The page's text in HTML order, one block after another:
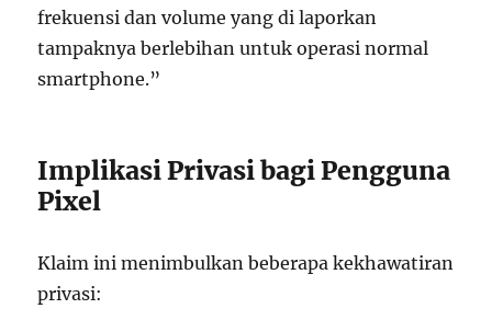
frekuensi dan volume yang di laporkan
tampaknya berlebihan untuk operasi normal
smartphone.”
Implikasi Privasi bagi Pengguna
Pixel
Klaim ini menimbulkan beberapa kekhawatiran
privasi: